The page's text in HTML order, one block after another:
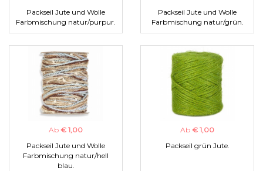
Packseil Jute und Wolle
Farbmischung natur/purpur.
Packseil Jute und Wolle
Farbmischung natur/grün.
Ab € 1,00
Packseil Jute und Wolle
Farbmischung natur/hell
blau.
Ab € 1,00
Packseil grün Jute.